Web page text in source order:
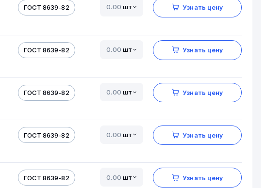
ГОСТ 8639-82 шт Узнать цену
ГОСТ 8639-82 шт Узнать цену
ГОСТ 8639-82 шт Узнать цену
ГОСТ 8639-82 шт Узнать цену
ГОСТ 8639-82 шт Узнать цену